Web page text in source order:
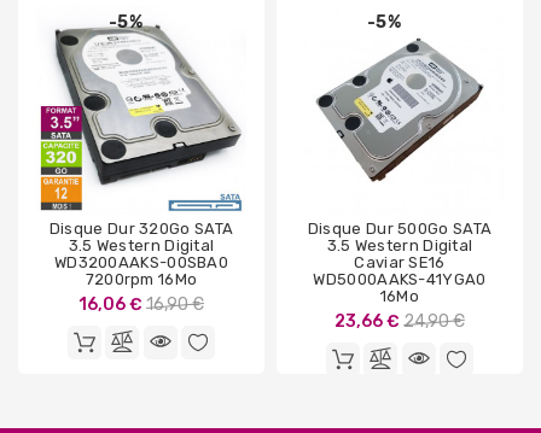
-5%
Disque Dur 320Go SATA
3.5 Western Digital
WD3200AAKS-00SBA0
7200rpm 16Mo
16,06 € Prix
base
16,90 €
-5%
Disque Dur 500Go SATA
3.5 Western Digital
Caviar SE16
WD5000AAKS-41YGA0
16Mo
23,66 € Prix
base
24,90 €